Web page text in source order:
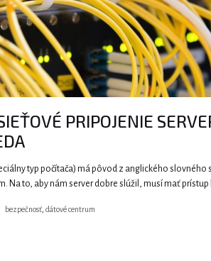
PRIPOJENIE
typ počítača) má pôvod z anglického slovného
Na to, aby nám server dobre slúžil, musí mať prístup
bezpečnosť dátové centrum